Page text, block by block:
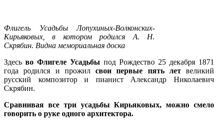
Флигель Усадьбы Лопухиных-Волконских-
Кирьяковых, в котором родился А. Н.
Скрябин. Видна мемориальная доска
Здесь во Флигеле Усадьбы под Рождество 25 декабря 1871
года родился и прожил свои первые пять летвеликий
русский композитор и пианист Александр Николаевич
Скрябин.
Сравнивая все три усадьбы Кирьяковых, можно смело
говорить о руке одного архитектора.